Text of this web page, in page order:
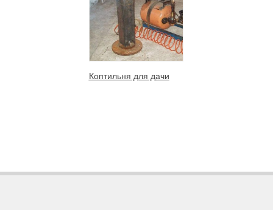
Коптильня для дачи